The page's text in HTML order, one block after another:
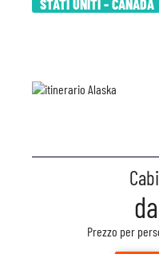
STATI UNITI - CANADA
da
Prezzo per